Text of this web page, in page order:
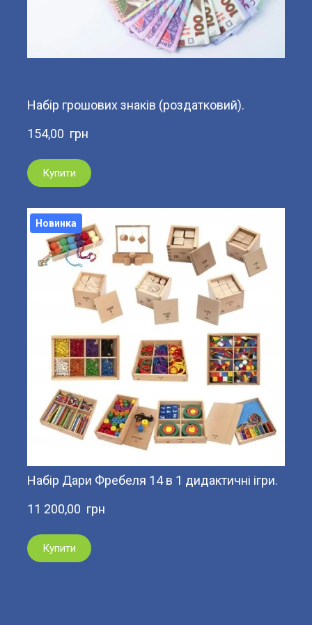
Набір грошових знаків (роздатковий).
154,00  грн
Купити
Новинка
Набір Дари Фребеля 14 в 1 дидактичні ігри.
11 200,00  грн
Купити